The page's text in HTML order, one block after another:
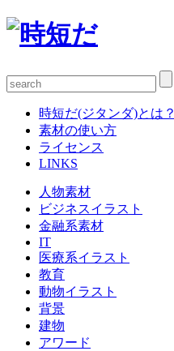
時短だ(ジタンダ)とは？
素材の使い方
ライセンス
LINKS
人物素材
ビジネスイラスト
金融系素材
IT
医療系イラスト
教育
動物イラスト
背景
建物
アワード